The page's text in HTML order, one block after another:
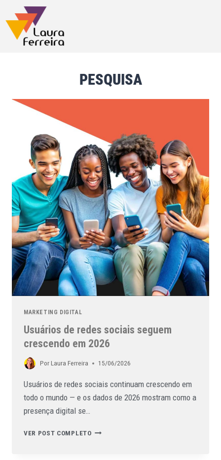
PESQUISA
MARKETING DIGITAL
Usuários de redes sociais seguem
crescendo em 2026
PorLaura Ferreira 15/06/2026
Usuários de redes sociais continuam crescendo em
todo o mundo — e os dados de 2026 mostram como a
presença digital se…
VER POST COMPLETO